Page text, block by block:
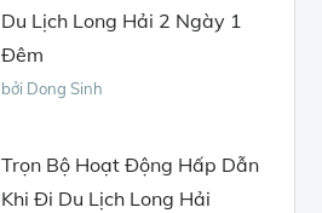
Du Lịch Long Hải 2 Ngày 1
Đêm
bởi Dong Sinh
Trọn Bộ Hoạt Động Hấp Dẫn
Khi Đi Du Lịch Long Hải